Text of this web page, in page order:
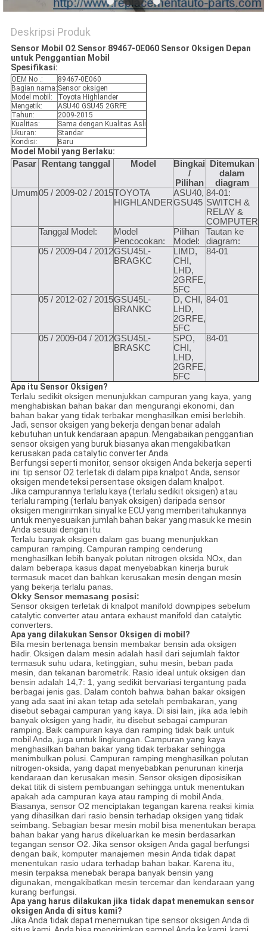
Deskripsi Produk
Sensor Mobil O2 Sensor 89467-0E060 Sensor Oksigen Depan
untuk Penggantian Mobil
Spesifikasi:
OEM No .:
89467-0E060
Bagian nama: Sensor oksigen
Model mobil:
Toyota Highlander
Mengetik:
ASU40 GSU45 2GRFE
Tahun:
2009-2015
Kualitas:
Sama dengan Kualitas Asli
Ukuran:
Standar
Kondisi:
Baru
Model Mobil yang Berlaku:
Pasar
Rentang tanggal Model
Bingkai
/
Pilihan
Ditemukan
dalam
diagram
Umum05 / 2009-02 / 2015TOYOTA
HIGHLANDER
ASU40,
GSU45
84-01:
SWITCH &
RELAY &
COMPUTER
Tanggal Model:
Model
Pencocokan:
Pilihan
Model:
Tautan ke
diagram:
05 / 2009-04 / 2012GSU45L-
BRAGKC
LIMD,
CHI,
LHD,
2GRFE,
5FC
84-01
05 / 2012-02 / 2015GSU45L-
BRANKC
D, CHI,
LHD,
2GRFE,
5FC
84-01
05 / 2009-04 / 2012GSU45L-
BRASKC
SPO,
CHI,
LHD,
2GRFE,
5FC
84-01
Apa itu Sensor Oksigen?
Terlalu sedikit oksigen menunjukkan campuran yang kaya, yang
menghabiskan bahan bakar dan mengurangi ekonomi, dan
bahan bakar yang tidak terbakar menghasilkan emisi berlebih.
Jadi, sensor oksigen yang bekerja dengan benar adalah
kebutuhan untuk kendaraan apapun. Mengabaikan penggantian
sensor oksigen yang buruk biasanya akan mengakibatkan
kerusakan pada catalytic converter Anda.
Berfungsi seperti monitor, sensor oksigen Anda bekerja seperti
ini: tip sensor O2 terletak di dalam pipa knalpot Anda, sensor
oksigen mendeteksi persentase oksigen dalam knalpot.
Jika campurannya terlalu kaya (terlalu sedikit oksigen) atau
terlalu ramping (terlalu banyak oksigen) daripada sensor
oksigen mengirimkan sinyal ke ECU yang memberitahukannya
untuk menyesuaikan jumlah bahan bakar yang masuk ke mesin
Anda sesuai dengan itu.
Terlalu banyak oksigen dalam gas buang menunjukkan
campuran ramping. Campuran ramping cenderung
menghasilkan lebih banyak polutan nitrogen oksida NOx, dan
dalam beberapa kasus dapat menyebabkan kinerja buruk
termasuk macet dan bahkan kerusakan mesin dengan mesin
yang bekerja terlalu panas.
Okky Sensor memasang posisi:
Sensor oksigen terletak di knalpot manifold downpipes sebelum
catalytic converter atau antara exhaust manifold dan catalytic
converters.
Apa yang dilakukan Sensor Oksigen di mobil?
Bila mesin bertenaga bensin membakar bensin ada oksigen
hadir. Oksigen dalam mesin adalah hasil dari sejumlah faktor
termasuk suhu udara, ketinggian, suhu mesin, beban pada
mesin, dan tekanan barometrik. Rasio ideal untuk oksigen dan
bensin adalah 14,7: 1, yang sedikit bervariasi tergantung pada
berbagai jenis gas. Dalam contoh bahwa bahan bakar oksigen
yang ada saat ini akan tetap ada setelah pembakaran, yang
disebut sebagai campuran yang kaya. Di sisi lain, jika ada lebih
banyak oksigen yang hadir, itu disebut sebagai campuran
ramping. Baik campuran kaya dan ramping tidak baik untuk
mobil Anda, juga untuk lingkungan. Campuran yang kaya
menghasilkan bahan bakar yang tidak terbakar sehingga
menimbulkan polusi. Campuran ramping menghasilkan polutan
nitrogen-oksida, yang dapat menyebabkan penurunan kinerja
kendaraan dan kerusakan mesin. Sensor oksigen diposisikan
dekat titik di sistem pembuangan sehingga untuk menentukan
apakah ada campuran kaya atau ramping di mobil Anda.
Biasanya, sensor O2 menciptakan tegangan karena reaksi kimia
yang dihasilkan dari rasio bensin terhadap oksigen yang tidak
seimbang. Sebagian besar mesin mobil bisa menentukan berapa
bahan bakar yang harus dikeluarkan ke mesin berdasarkan
tegangan sensor O2. Jika sensor oksigen Anda gagal berfungsi
dengan baik, komputer manajemen mesin Anda tidak dapat
menentukan rasio udara terhadap bahan bakar. Karena itu,
mesin terpaksa menebak berapa banyak bensin yang
digunakan, mengakibatkan mesin tercemar dan kendaraan yang
kurang berfungsi.
Apa yang harus dilakukan jika tidak dapat menemukan sensor
oksigen Anda di situs kami?
Jika Anda tidak dapat menemukan tipe sensor oksigen Anda di